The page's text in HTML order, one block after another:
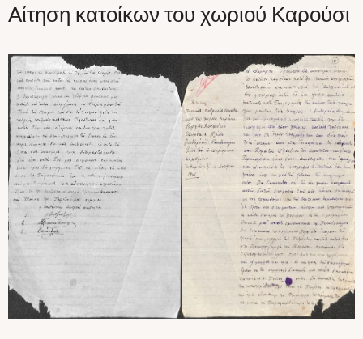
Αίτηση κατοίκων του χωριού Καρούσι
Image Image